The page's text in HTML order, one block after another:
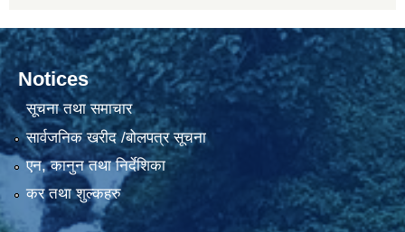
Notices
सूचना तथा समाचार
सार्वजनिक खरीद /बोलपत्र सूचना
एन, कानुन तथा निर्देशिका
कर तथा शुल्कहरु